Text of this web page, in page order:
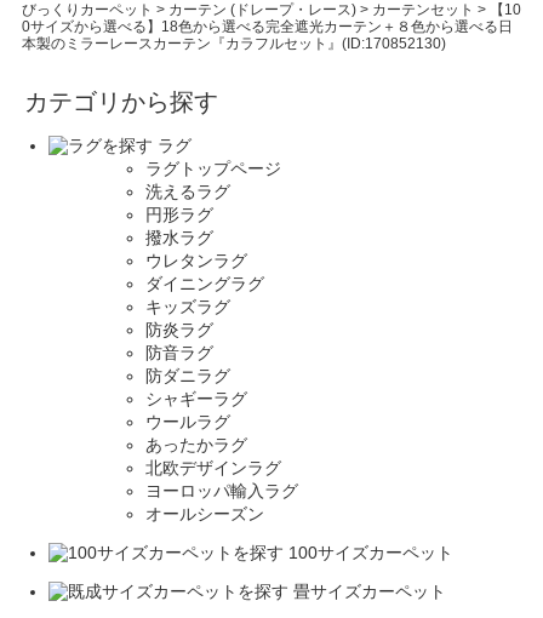
びっくりカーペット > カーテン (ドレープ・レース)> カーテンセット >
【10
0サイズから選べる】18色から選べる完全遮光カーテン＋８色から選べる日
本製のミラーレースカーテン『カラフルセット』(ID:170852130)
カテゴリから探す
ラグ
ラグトップページ
洗えるラグ
円形ラグ
撥水ラグ
ウレタンラグ
ダイニングラグ
キッズラグ
防炎ラグ
防音ラグ
防ダニラグ
シャギーラグ
ウールラグ
あったかラグ
北欧デザインラグ
ヨーロッパ輸入ラグ
オールシーズン
100サイズカーペット
畳サイズカーペット